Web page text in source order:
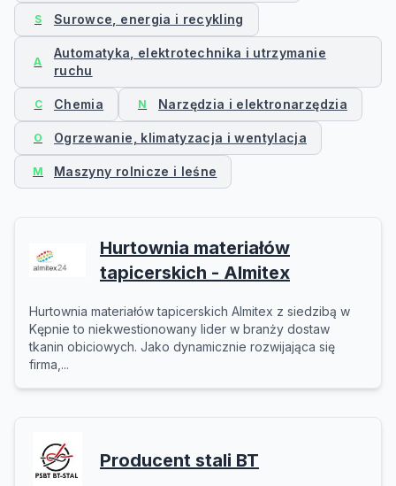
S Surowce, energia i recykling
A
Automatyka, elektrotechnika i utrzymanie
ruchu
C Chemia N Narzędzia i elektronarzędzia
O Ogrzewanie, klimatyzacja i wentylacja
M Maszyny rolnicze i leśne
Hurtownia materiałów
tapicerskich - Almitex
Hurtownia materiałów tapicerskich Almitex z siedzibą w
Kępnie to niekwestionowany lider w branży dostaw
tkanin obiciowych. Jako dynamicznie rozwijająca się
firma,...
Producent stali BT